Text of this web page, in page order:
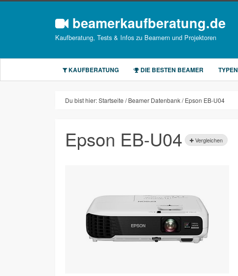
beamerkaufberatung.de
Kaufberatung, Tests & Infos zu Beamern und Projektoren
KAUFBERATUNG DIE BESTEN BEAMER TYPEN
Du bist hier:Startseite Beamer Datenbank Epson EB-U04
Epson EB-U04 Vergleichen